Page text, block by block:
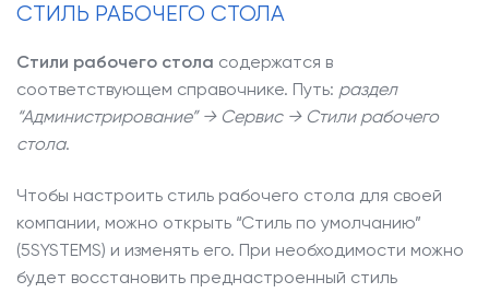
СТИЛЬ РАБОЧЕГО СТОЛА
Стили рабочего стола содержатся в
соответствующем справочнике. Путь: раздел
“Администрирование” → Сервис → Стили рабочего
стола.
Чтобы настроить стиль рабочего стола для своей
компании, можно открыть “Стиль по умолчанию”
(5SYSTEMS) и изменять его. При необходимости можно
будет восстановить преднастроенный стиль